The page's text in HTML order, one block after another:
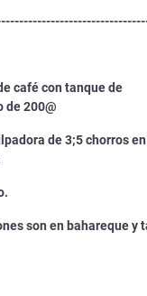
café con tanque de
de 200@
de 3;5 chorros
son en bahareque y